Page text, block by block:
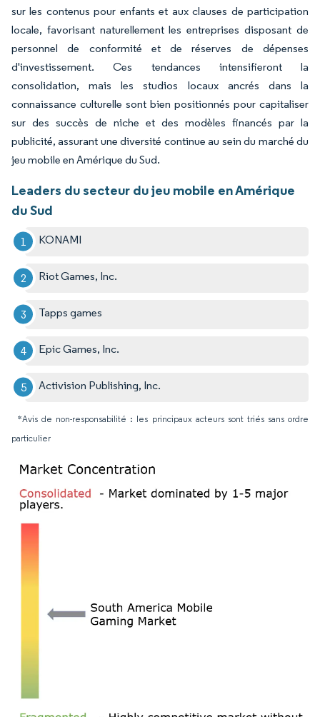
sur les contenus pour enfants et aux clauses de participation
locale, favorisant naturellement les entreprises disposant de
personnel de conformité et de réserves de dépenses
d'investissement. Ces tendances intensifieront la
consolidation, mais les studios locaux ancrés dans la
connaissance culturelle sont bien positionnés pour capitaliser
sur des succès de niche et des modèles financés par la
publicité, assurant une diversité continue au sein du marché du
jeu mobile en Amérique du Sud.
Leaders du secteur du jeu mobile en Amérique
du Sud
KONAMI
Riot Games, Inc.
Tapps games
Epic Games, Inc.
Activision Publishing, Inc.
*Avis de non-responsabilité : les principaux acteurs sont triés sans ordre
particulier